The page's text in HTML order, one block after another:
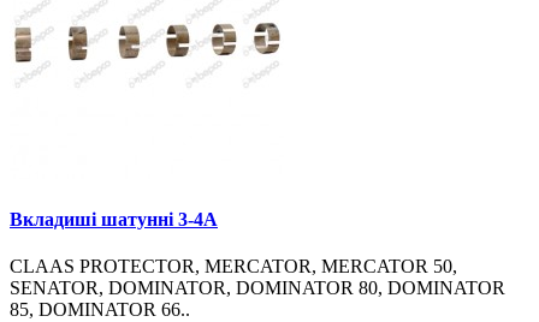
Вкладиші шатунні 3-4A
CLAAS PROTECTOR, MERCATOR, MERCATOR 50,
SENATOR, DOMINATOR, DOMINATOR 80, DOMINATOR
85, DOMINATOR 66..